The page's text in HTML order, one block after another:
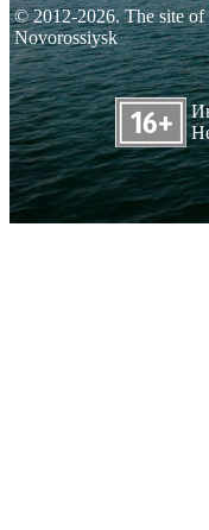
© 2012-2026. The site of
Novorossiysk